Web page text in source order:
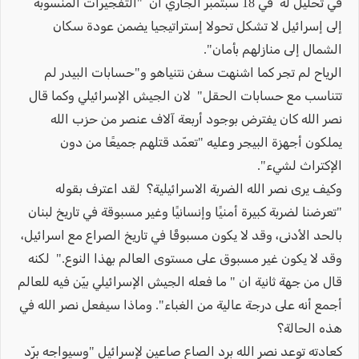
إلى إسرائيل لا تشكل تحولا إستراتيجيا يضمن عودة سكان
الشمال إلى منازلهم بأمان".
الرياح لم تجر كما اشنهت سفن نتنياهو و"حسابات البيدر لم
تتناسب مع حسابات الحقل" لان الجيش الإسرائيلي وكما قال
نصر الله كان يفترض بوجود أربعة آلاف عنصر من حزب الله
يملكون أجهزة البيجر وعليه "تعمّد قتلهم جميعًا من دون
الإكتراث لشيء".
وكيف يرى نصر الله الضربة الاسرائيلية؟ لقد اعترف بقوله
"تعرضنا لضربة كبيرة أمنيًا وإنسانيًا وغير مسبوقة في تاريخ لبنان
بالحد الأدنى، وقد لا يكون مسبوقًا في تاريخ الصراع مع اسرائيل،
وقد لا يكون غير مسبوق على مستوى العالم بهذا النوع." لكنه
قال من جهة ثانية ان " ما فعله الجيش الإسرائيلي بيّن فيه للعالم
أجمع أنه على درجة عالية من الغباء". وماذا سيفعل نصر الله في
هذه الحالة؟
كعادته توعد نصر الله برد الصاع صاعين لإسرائيل "وسيواجه برّد